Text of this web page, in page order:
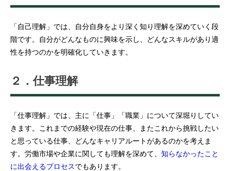
「自己理解」では、自分自身をより深く知り理解を深めていく段
階です。自分がどんなものに興味を示し、どんなスキルがあり適
性を持つのかを明確化していきます。
２．仕事理解
「仕事理解」では、主に「仕事」「職業」について深堀りしてい
きます。これまでの経験や現在の仕事、またこれから挑戦したい
と思っている仕事、どんなキャリアルートがあるのかを考えま
す。労働市場や企業に関しても理解を深めて、 知らなかったこと
に出会えるプロセスでもあります。